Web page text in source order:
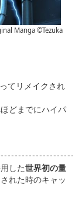
Manga ©Tezuka
てリメイクされ
どまでにハイパ
した世界初の量
れた時のキャッ